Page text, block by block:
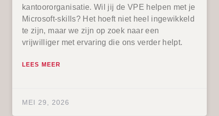
kantoororganisatie. Wil jij de VPE helpen met je
Microsoft-skills? Het hoeft niet heel ingewikkeld
te zijn, maar we zijn op zoek naar een
vrijwilliger met ervaring die ons verder helpt.
LEES MEER
MEI 29, 2026